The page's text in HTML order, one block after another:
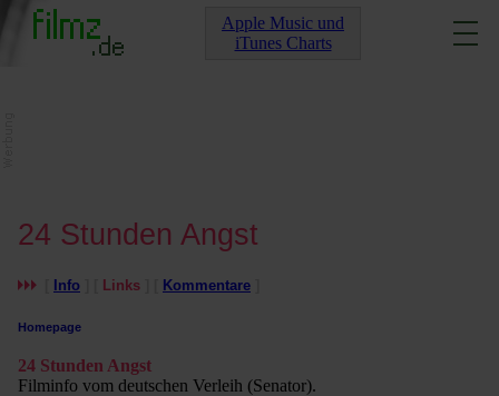
Apple Music und
iTunes Charts
24 Stunden Angst
Info Links Kommentare
Homepage
24 Stunden Angst
Filminfo vom deutschen Verleih (Senator).